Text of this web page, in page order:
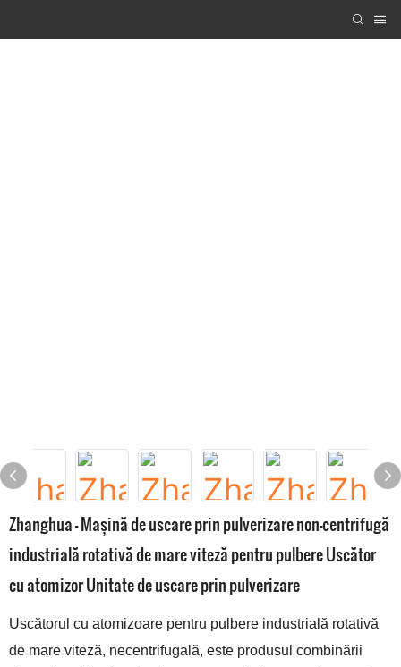
Zhanghua - Mașină de uscare prin pulverizare non-centrifugă
industrială rotativă de mare viteză pentru pulbere Uscător
cu atomizor Unitate de uscare prin pulverizare
Uscătorul cu atomizoare pentru pulbere industrială rotativă
de mare viteză, necentrifugală, este produsul combinării